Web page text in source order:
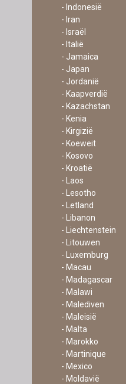
- Indonesië
- Iran
- Israël
- Italië
- Jamaica
- Japan
- Jordanië
- Kaapverdië
- Kazachstan
- Kenia
- Kirgizië
- Koeweit
- Kosovo
- Kroatië
- Laos
- Lesotho
- Letland
- Libanon
- Liechtenstein
- Litouwen
- Luxemburg
- Macau
- Madagascar
- Malawi
- Malediven
- Maleisië
- Malta
- Marokko
- Martinique
- Mexico
- Moldavië